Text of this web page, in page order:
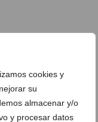
cookies y
su
almacenar y/o
y procesar datos